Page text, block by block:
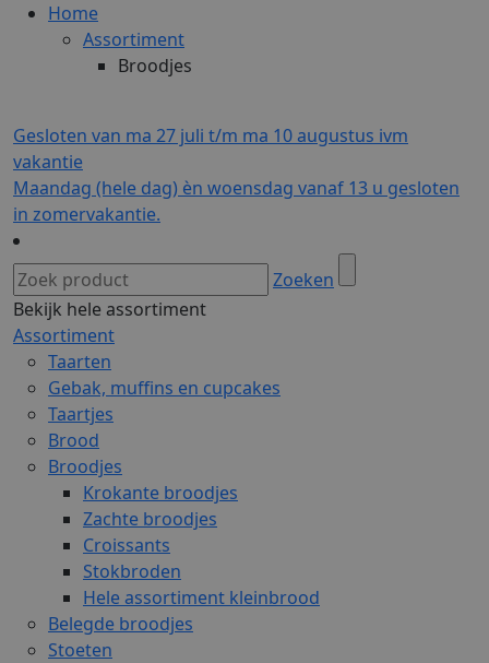
Home
Assortiment
Broodjes
Gesloten van ma 27 juli t/m ma 10 augustus ivm
vakantie
Maandag (hele dag) èn woensdag vanaf 13 u gesloten
in zomervakantie.
Zoeken
Bekijk hele assortiment
Assortiment
Taarten
Gebak, muffins en cupcakes
Taartjes
Brood
Broodjes
Krokante broodjes
Zachte broodjes
Croissants
Stokbroden
Hele assortiment kleinbrood
Belegde broodjes
Stoeten